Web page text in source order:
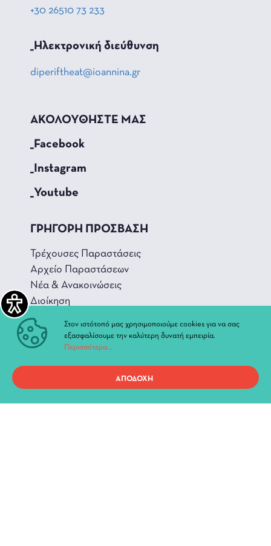
+30 26510 73 233
_Hλεκτρονική διεύθυνση
diperiftheat@ioannina.gr
ΑΚΟΛΟΥΘΗΣΤΕ ΜΑΣ
_Facebook
_Instagram
_Youtube
ΓΡΗΓΟΡΗ ΠΡΟΣΒΑΣΗ
Τρέχουσες Παραστάσεις
Αρχείο Παραστάσεων
Νέα & Ανακοινώσεις
Διοίκηση
Ιστορία
Χώροι και Αίθουσες
Στον ιστότοπό μας χρησιμοποιούμε cookies για να σας
εξασφαλίσουμε την καλύτερη δυνατή εμπειρία.
Περισσότερα...
ΑΠΟΔΟΧΗ